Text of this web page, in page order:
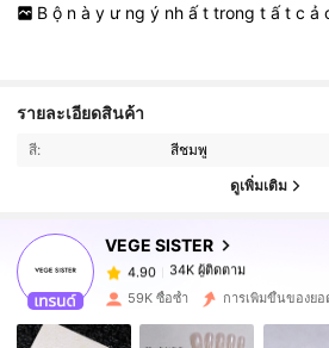
B ộ n à y ư ng ý nh ất trong t ất c ả
รายละเอียดสินค้า
สี: สีชมพู
ดูเพิ่มเติม
VEGE SISTER
4.90
34K ผู้ติดตาม
4.90
34K ผู้ติดตาม
p***tจ่าย 1 วันที่ผ่านมา
4.90 34K ผู้ติดตาม
59K ซื้อซ้ำ การเพิ่มขึ้นของยอ